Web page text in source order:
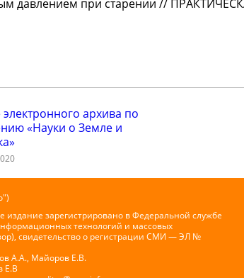
давлением при старении //
архива по
«Науки о Земле и
издание зарегистрировано в Федеральной службе
технологий и массовых
свидетельство о регистрации СМИ — ЭЛ №
А.А., Майоров Е.В.
Е.В